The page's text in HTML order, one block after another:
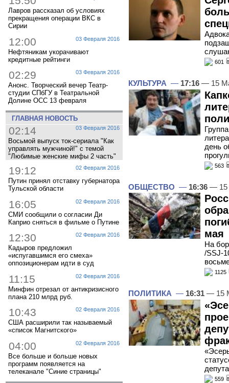
Лавров рассказал об условиях
прекращения операции ВКС в
Сирии
03 Февраля 2016
12:00
Нефтяникам укорачивают
кредитные рейтинги
03 Февраля 2016
02:29
Анонс. Творческий вечер Театр-
студии СПбГУ в Театральной
Долине ОСС 13 февраля
ГЛАВНАЯ НОВОСТЬ
03 Февраля 2016
02:14
Восьмой выпуск ток-сериала "Как
управлять мужчиной!" с темой
"Любимые женские мифы 2 часть"
02 Февраля 2016
19:12
Путин принял отставку губернатора
Тульской области
02 Февраля 2016
16:05
СМИ сообщили о согласии Ди
Каприо сняться в фильме о Путине
02 Февраля 2016
12:30
Кадыров предложил
«испугавшимся его смеха»
оппозиционерам идти в суд
02 Февраля 2016
11:15
Минфин отрезал от антикризисного
плана 210 млрд руб.
02 Февраля 2016
10:43
США расширили так называемый
«список Магнитского»
02 Февраля 2016
04:00
Все больше и больше новых
программ появляется на
телеканале "Синие страницы"
601
КУЛЬТУРА — 17:16 — 15
день
563
ОБЩЕСТВО — 16:36 — 15
мая
На
/SSJ-
1125
ПОЛИТИКА — 16:31 — 15
559